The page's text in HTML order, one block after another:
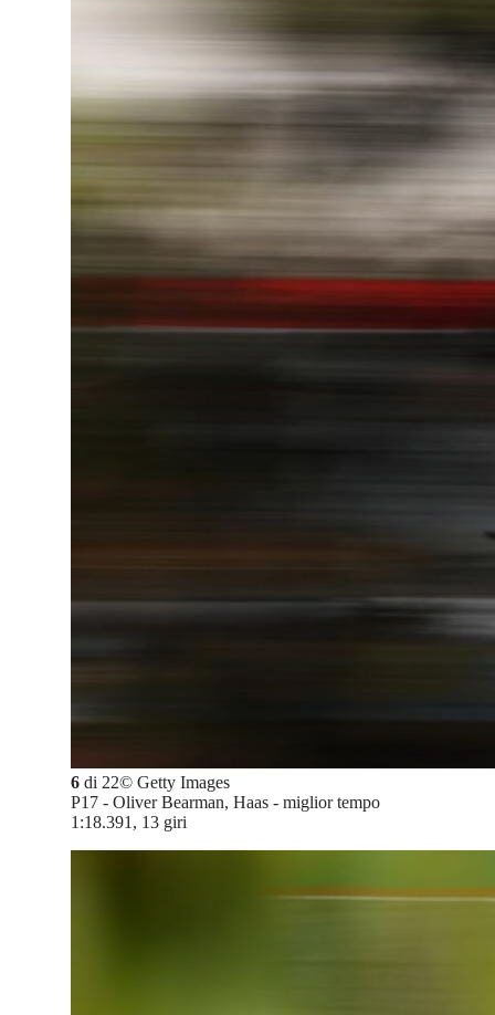
6 di 22© Getty Images
P17 - Oliver Bearman, Haas - miglior tempo
1:18.391, 13 giri